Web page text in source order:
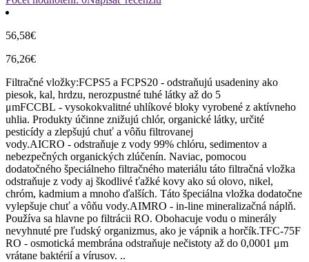
56,58€
76,26€
Filtračné vložky:FCPS5 a FCPS20 - odstraňujú usadeniny ako
piesok, kal, hrdzu, nerozpustné tuhé látky až do 5
μmFCCBL - vysokokvalitné uhlíkové bloky vyrobené z aktívneho
uhlia. Produkty účinne znižujú chlór, organické látky, určité
pesticídy a zlepšujú chuť a vôňu filtrovanej
vody.AICRO - odstraňuje z vody 99% chlóru, sedimentov a
nebezpečných organických zlúčenín. Naviac, pomocou
dodatočného špeciálneho filtračného materiálu táto filtračná vložka
odstraňuje z vody aj škodlivé ťažké kovy ako sú olovo, nikel,
chróm, kadmium a mnoho ďalších. Táto špeciálna vložka dodatočne
vylepšuje chuť a vôňu vody.AIMRO - in-line mineralizačná náplň.
Používa sa hlavne po filtrácii RO. Obohacuje vodu o minerály
nevyhnuté pre ľudský organizmus, ako je vápnik a horčík.TFC-75F
RO - osmotická membrána odstraňuje nečistoty až do 0,0001 μm
vrátane baktérií a vírusov. ..